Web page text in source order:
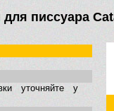
писсуара
уточняйте у